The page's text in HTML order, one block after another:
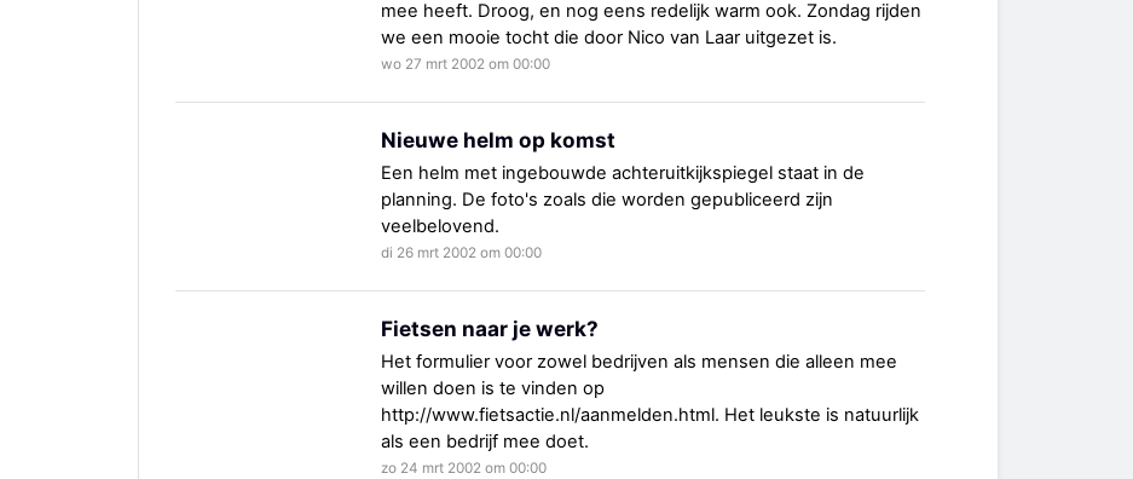
mee heeft. Droog, en nog eens redelijk warm ook. Zondag rijden
we een mooie tocht die door Nico van Laar uitgezet is.
wo 27 mrt 2002 om 00:00
Nieuwe helm op komst
Een helm met ingebouwde achteruitkijkspiegel staat in de
planning. De foto's zoals die worden gepubliceerd zijn
veelbelovend.
di 26 mrt 2002 om 00:00
Fietsen naar je werk?
Het formulier voor zowel bedrijven als mensen die alleen mee
willen doen is te vinden op
http://www.fietsactie.nl/aanmelden.html. Het leukste is natuurlijk
als een bedrijf mee doet.
zo 24 mrt 2002 om 00:00